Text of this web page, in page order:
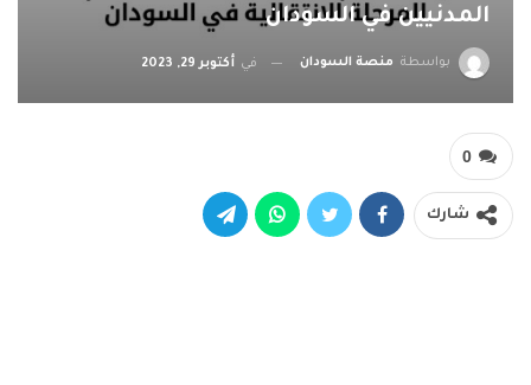
المدنيين في السودان
بواسطة منصة السودان في أكتوبر 29, 2023
0
شارك